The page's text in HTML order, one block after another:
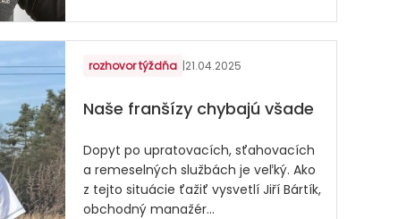
rozhovor týždňa |21.04.2025
Naše franšízy chybajú všade
Dopyt po upratovacích, sťahovacích
a remeselných službách je veľký. Ako
z tejto situácie ťažiť vysvetlí Jiří Bártík,
obchodný manažér...